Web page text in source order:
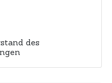
des